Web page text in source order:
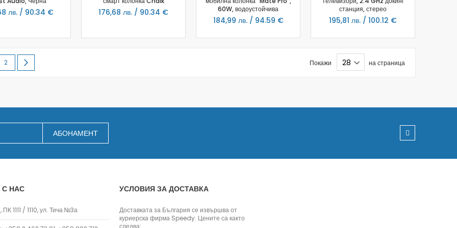
Везни
Промоции
лв. / 90.34 € 176,68 лв. / 90.34 €
60W, водоустойчива
184,99 лв. / 94.59 €
станция, ​​стерео
195,81 лв. / 100.12 €
currently reading page
Page
2 Покажи на страница
АБОНАМЕНТ
С НАС
1111 / 1110, ул. Тича №3а
УСЛОВИЯ ЗА ДОСТАВКА
Доставката за България се извършва от
куриерска фирма Speedy. Цените са както